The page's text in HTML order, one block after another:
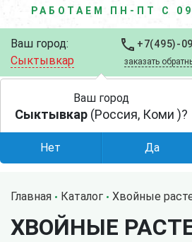
РАБОТАЕМ ПН-ПТ С
Ваш город:
Сыктывкар
+7(495)-
заказать
Главная Каталог Хвойные
ХВОЙНЫЕ
Ваш город
Сыктывкар (Россия, Коми )?
Нет Да